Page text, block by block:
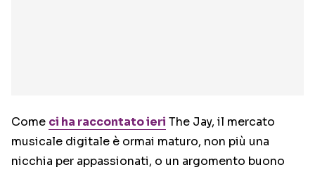
Come ci ha raccontato ieri The Jay, il mercato
musicale digitale è ormai maturo, non più una
nicchia per appassionati, o un argomento buono